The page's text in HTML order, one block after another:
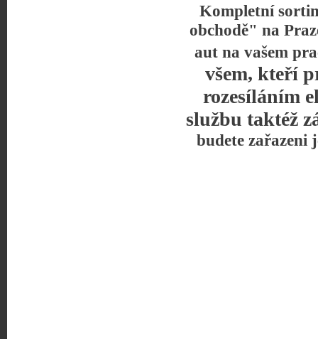
Kompletní
obchodě" na
aut na vašem
všem, kteří
rozesíláním
službu taktéž
budete zařazeni